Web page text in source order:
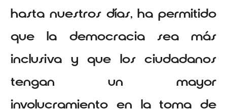
hasta nuestros días, ha permitido
que la democracia sea más
inclusiva y que los ciudadanos
tengan un mayor
involucramiento en la toma de